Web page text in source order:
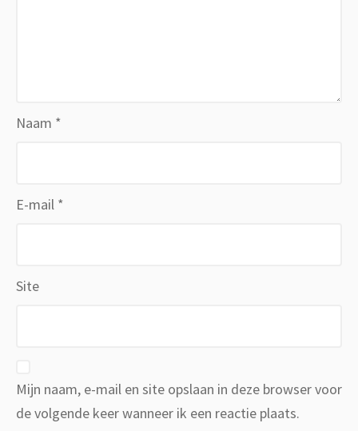
Naam *
E-mail *
Site
Mijn naam, e-mail en site opslaan in deze browser voor
de volgende keer wanneer ik een reactie plaats.